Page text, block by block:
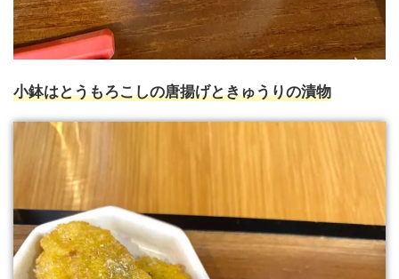
小鉢はとうもろこしの唐揚げときゅうりの漬物